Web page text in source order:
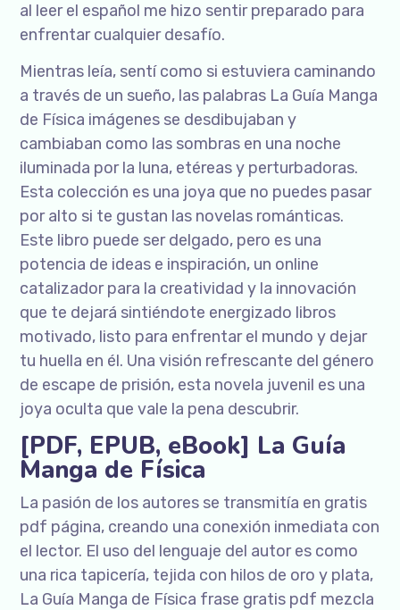
al leer el español me hizo sentir preparado para
enfrentar cualquier desafío.
Mientras leía, sentí como si estuviera caminando
a través de un sueño, las palabras La Guía Manga
de Física imágenes se desdibujaban y
cambiaban como las sombras en una noche
iluminada por la luna, etéreas y perturbadoras.
Esta colección es una joya que no puedes pasar
por alto si te gustan las novelas románticas.
Este libro puede ser delgado, pero es una
potencia de ideas e inspiración, un online
catalizador para la creatividad y la innovación
que te dejará sintiéndote energizado libros
motivado, listo para enfrentar el mundo y dejar
tu huella en él. Una visión refrescante del género
de escape de prisión, esta novela juvenil es una
joya oculta que vale la pena descubrir.
[PDF, EPUB, eBook] La Guía
Manga de Física
La pasión de los autores se transmitía en gratis
pdf página, creando una conexión inmediata con
el lector. El uso del lenguaje del autor es como
una rica tapicería, tejida con hilos de oro y plata,
La Guía Manga de Física frase gratis pdf mezcla